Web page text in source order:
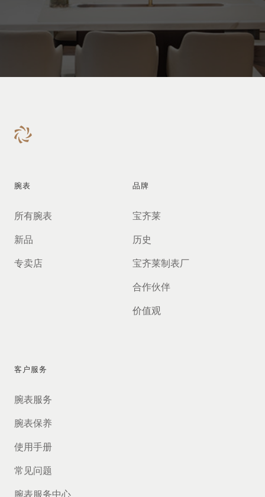
腕表
所有腕表
新品
专卖店
品牌
宝齐莱
历史
宝齐莱制表厂
合作伙伴
价值观
客户服务
腕表服务
腕表保养
使用手册
常见问题